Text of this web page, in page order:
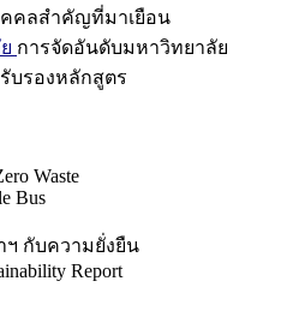
คลสำคัญที่มาเยือน
การจัดอันดับมหาวิทยาลัย
บรองหลักสูตร
Waste
Bus
ฯ กับความยั่งยืน
Report